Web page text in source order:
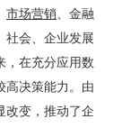
市场营销、金融
社会、企业发展
，在充分应用数
高决策能力。由
改变，推动了企